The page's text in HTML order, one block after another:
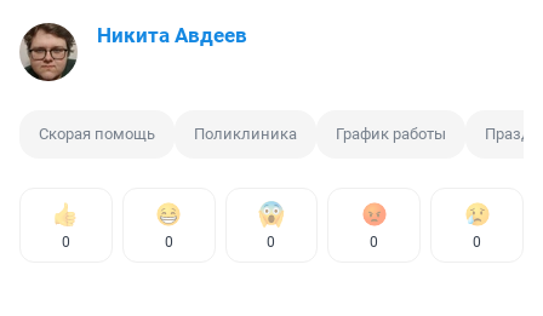
Никита Авдеев
Скорая помощь Поликлиника График работы
0 0 0 0 0